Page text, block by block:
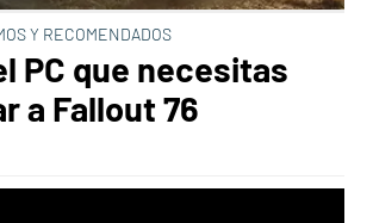
Y RECOMENDADOS
PC que necesitas
a Fallout 76